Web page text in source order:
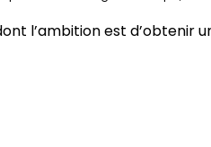
l’ambition est d’obtenir